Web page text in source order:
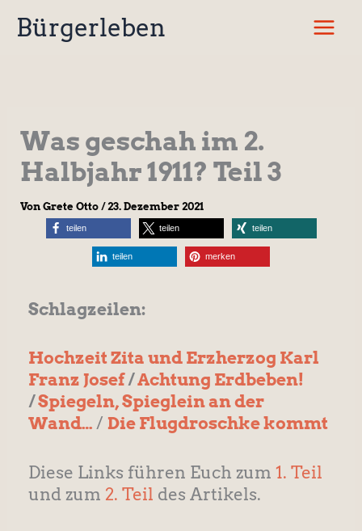
InhaltBürgerleben
Was geschah im 2.
Halbjahr 1911? Teil 3
Von Grete Otto /23. Dezember 2021
teilen teilen teilen
teilen merken
Schlagzeilen:
Hochzeit Zita und Erzherzog Karl
Franz Josef/Achtung Erdbeben!
/Spiegeln, Spieglein an der
Wand…/ Die Flugdroschke kommt
Diese Links führen Euch zum 1. Teil
und zum 2. Teil des Artikels.